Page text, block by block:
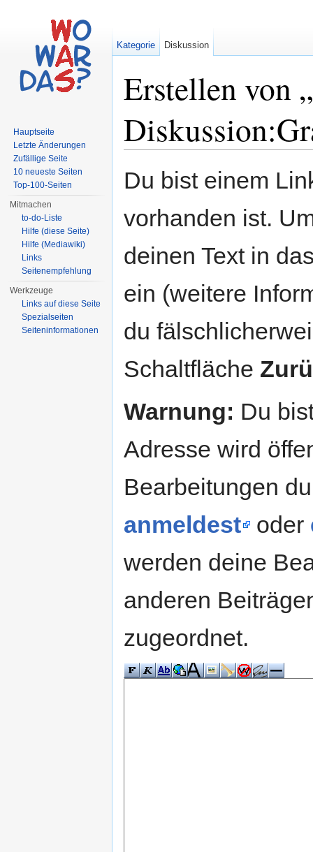
Erstellen von
Du bist einem
vorhanden ist.
deinen Text in
ein (weitere
du
Schaltfläche
Warnung: Du
Adresse wird
Bearbeitungen
anmeldest
oder
werden deine
anderen
zugeordnet.
Kategorie Diskussion
Hauptseite
Letzte Änderungen
Zufällige Seite
10 neueste Seiten
Top-100-Seiten
Mitmachen
to-do-Liste
Hilfe (diese Seite)
Hilfe (Mediawiki)
Links
Seitenempfehlung
Werkzeuge
Links auf diese Seite
Spezialseiten
Seiteninformationen